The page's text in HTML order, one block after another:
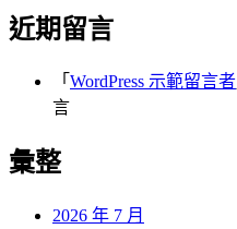
近期留言
「 WordPress 示範留言者
言
彙整
2026 年 7 月